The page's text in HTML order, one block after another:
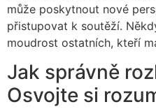
může poskytnout nové
přistupovat k soutěží.
moudrost ostatních, kteří
Jak správně
Osvojte si